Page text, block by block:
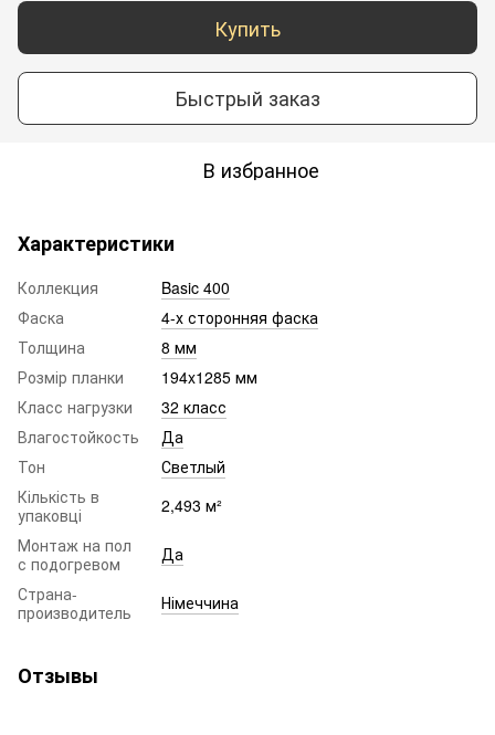
Купить
Быстрый заказ
В избранное
Характеристики
Коллекция
Basic 400
Фаска
4-х сторонняя фаска
Толщина
8 мм
Розмір планки
194x1285 мм
Класс нагрузки
32 класс
Влагостойкость
Да
Тон
Светлый
Кількість в
упаковці
2,493 м²
Монтаж на пол
с подогревом
Да
Страна-
производитель
Німеччина
Отзывы